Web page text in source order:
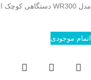
مدل WR300 دستگاهی کوچک اما توانمند
اتمام موجودی